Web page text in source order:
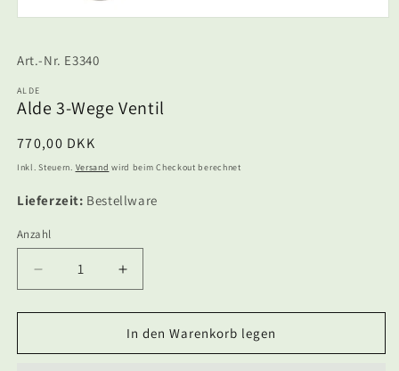
Modal
SKU:
E3340
ALDE
Alde 3-Wege Ventil
Normaler
Preis
770,00 DKK
Inkl. Steuern. Versand wird beim Checkout berechnet
Lieferzeit: Bestellware
Anzahl
Anzahl
Verringere
die
Menge
Alde
Erhöhe
die
Menge
für
Alde
In den Warenkorb legen